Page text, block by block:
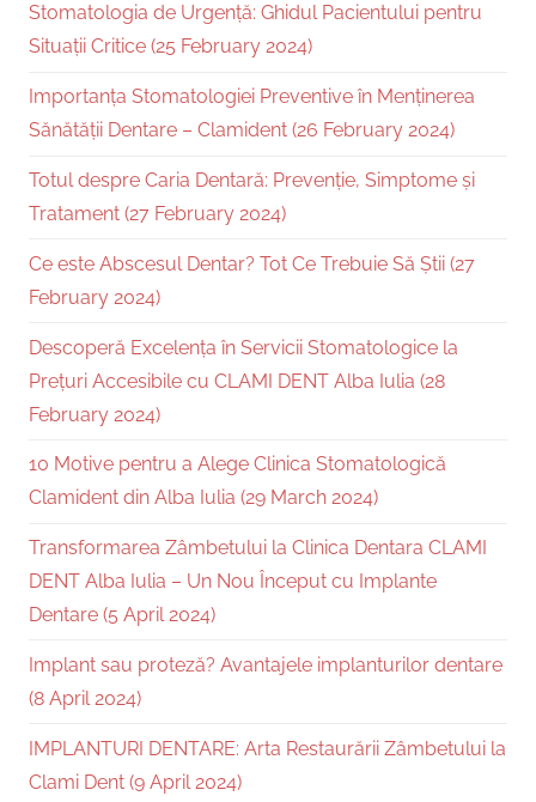
Stomatologia de Urgență: Ghidul Pacientului pentru
Situații Critice (25 February 2024)
Importanța Stomatologiei Preventive în Menținerea
Sănătății Dentare – Clamident (26 February 2024)
Totul despre Caria Dentară: Prevenție, Simptome și
Tratament (27 February 2024)
Ce este Abscesul Dentar? Tot Ce Trebuie Să Știi (27
February 2024)
Descoperă Excelența în Servicii Stomatologice la
Prețuri Accesibile cu CLAMI DENT Alba Iulia (28
February 2024)
10 Motive pentru a Alege Clinica Stomatologică
Clamident din Alba Iulia (29 March 2024)
Transformarea Zâmbetului la Clinica Dentara CLAMI
DENT Alba Iulia – Un Nou Început cu Implante
Dentare (5 April 2024)
Implant sau proteză? Avantajele implanturilor dentare
(8 April 2024)
IMPLANTURI DENTARE: Arta Restaurării Zâmbetului la
Clami Dent (9 April 2024)